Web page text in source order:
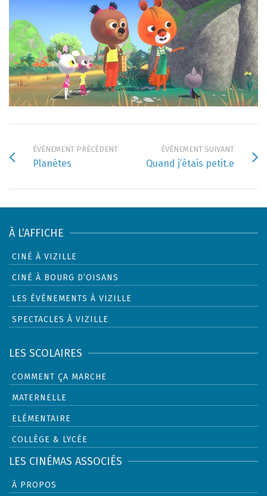
ÉVÉNEMENT PRÉCÉDENT
Planètes
ÉVÉNEMENT SUIVANT
Quand j’étais petit.e
À L’AFFICHE
CINÉ À VIZILLE
CINÉ À BOURG D’OISANS
LES ÉVÉNEMENTS À VIZILLE
SPECTACLES À VIZILLE
LES SCOLAIRES
COMMENT ÇA MARCHE
MATERNELLE
ELÉMENTAIRE
COLLÈGE & LYCÉE
LES CINÉMAS ASSOCIÉS
À PROPOS